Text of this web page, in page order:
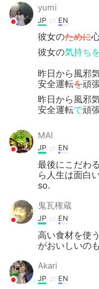
yumi
JP EN
彼女のために
彼女の気持ち
昨日から風邪
安全運転を頑
昨日から風邪
安全運転で頑
MAI
JP EN
最後にこだわ
ら人生は面白
so.
鬼瓦権蔵
JP EN
高い食材を使
がおいしいの
Akari
JP EN